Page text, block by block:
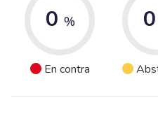
0 %
En contra
0